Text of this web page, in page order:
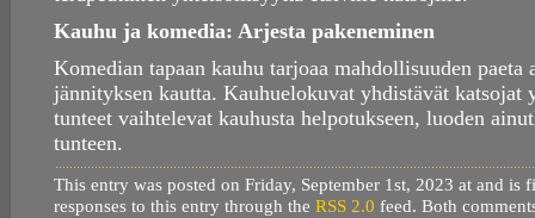
Kauhu ja komedia: Arjesta pakeneminen
Komedian tapaan kauhu tarjoaa mahdollisuuden paeta
jännityksen kautta. Kauhuelokuvat yhdistävät katsojat
tunteet vaihtelevat kauhusta helpotukseen, luoden
tunteen.
This entry was posted on Friday, September 1st, 2023 at and is
responses to this entry through the RSS 2.0 feed. Both